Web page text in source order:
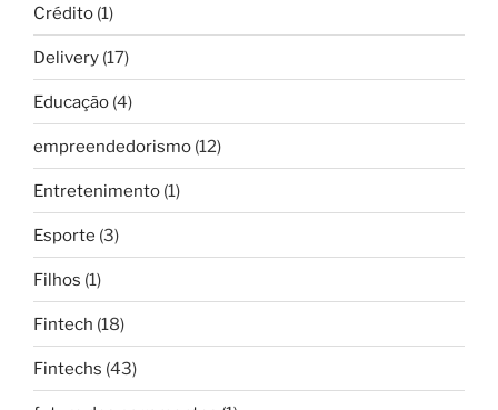
Crédito (1)
Delivery (17)
Educação (4)
empreendedorismo (12)
Entretenimento (1)
Esporte (3)
Filhos (1)
Fintech (18)
Fintechs (43)